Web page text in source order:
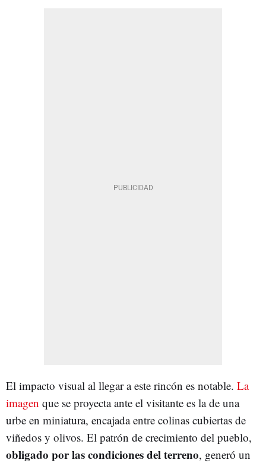
El impacto visual al llegar a este rincón es notable. La
imagen que se proyecta ante el visitante es la de una
urbe en miniatura, encajada entre colinas cubiertas de
viñedos y olivos. El patrón de crecimiento del pueblo,
obligado por las condiciones del terreno, generó un